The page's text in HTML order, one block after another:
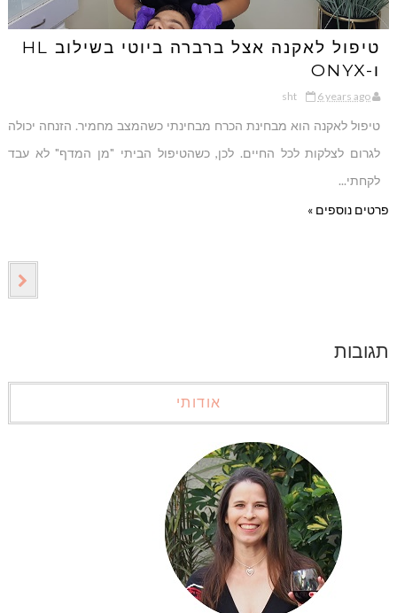
טיפול לאקנה אצל ברברה ביוטי בשילוב HL
ו-ONYX
sht 6 years ago
טיפול לאקנה הוא מבחינת הכרח מבחינתי כשהמצב מחמיר. הזנחה יכולה
לגרום לצלקות לכל החיים. לכן, כשהטיפול הביתי "מן המדף" לא עבד
לקחתי...
פרטים נוספים »
תגובות
אודותי